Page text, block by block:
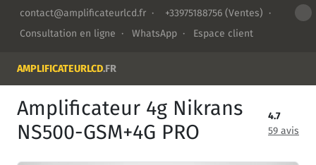
contact@amplificateurlcd.fr · +33975188756 (Ventes) ·
Consultation en ligne · WhatsApp · Espace client
AMPLIFICATEURLCD.FR
Amplificateur 4g Nikrans
NS500-GSM+4G PRO
4.7
59 avis